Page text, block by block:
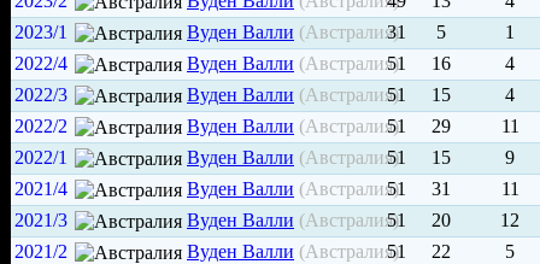
2023/1
Вуден Валли (Австралия)
31 5
1
2022/4
Вуден Валли (Австралия)
51 16
4
2022/3
Вуден Валли (Австралия)
51 15
4
2022/2
Вуден Валли (Австралия)
51 29
11
2022/1
Вуден Валли (Австралия)
51 15
9
2021/4
Вуден Валли (Австралия)
51 31
11
2021/3
Вуден Валли (Австралия)
51 20
12
2021/2
Вуден Валли (Австралия)
51 22
5